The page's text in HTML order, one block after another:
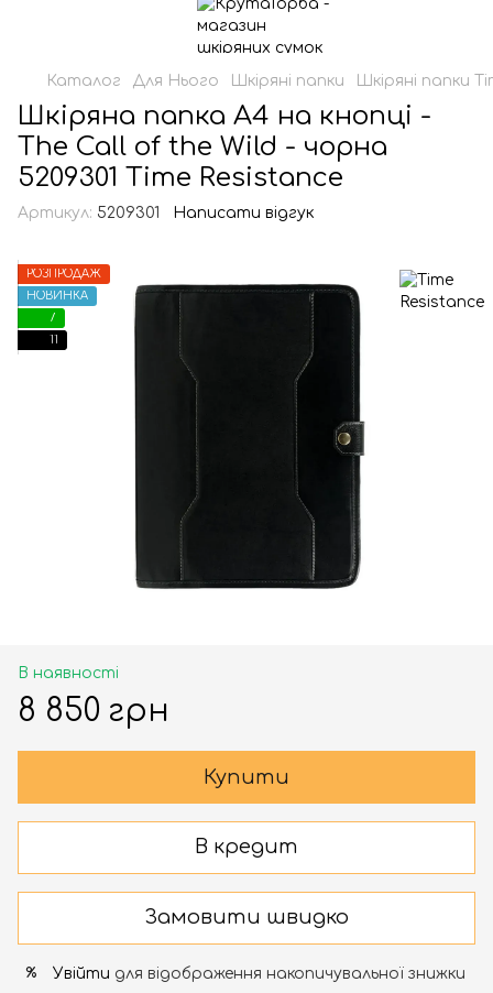
Каталог Для Нього Шкіряні папки Шкіряні папки
Шкіряна папка A4 на кнопці -
The Call of the Wild - чорна
5209301 Time Resistance
Артикул: 5209301 Написати відгук
РОЗПРОДАЖ
НОВИНКА
7
11
В наявності
8 850 грн
Купити
В кредит
Замовити швидко
% Увійти для відображення накопичувальної знижки